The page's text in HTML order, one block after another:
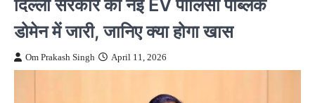
डोमेन में जारी, जानिए क्या होगा खास
Om Prakash Singh April 11, 2026